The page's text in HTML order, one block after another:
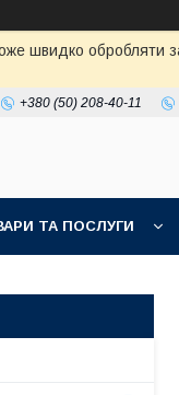
швидко обробляти
+380 (50) 208-40-11
ТА ПОСЛУГИ